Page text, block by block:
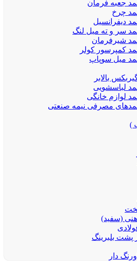
جعبه فرمان
چرخ
دیفرانسیل
سر و ته میل لنگ
شیرفرمان
کمپرسور کولر
میل سوپاپ
بالابر
لباسشویی
لوازم خانگی
مصرفی نیمه صنعتی
)
(سفید)
پشت بلبرینگ
دار